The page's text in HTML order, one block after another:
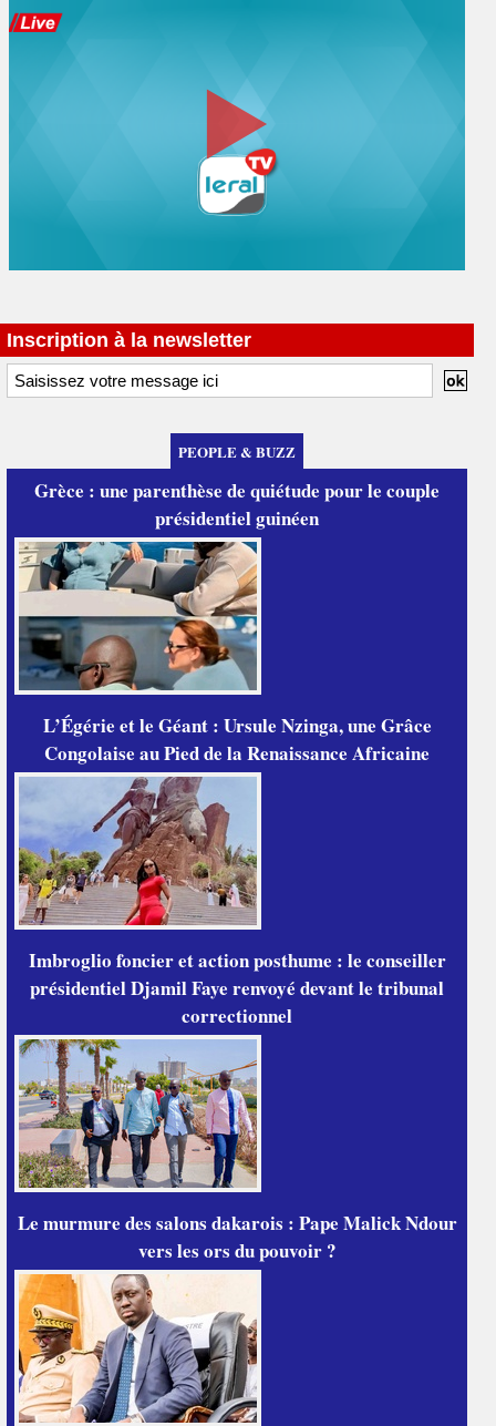
Inscription à la newsletter
PEOPLE & BUZZ
Grèce : une parenthèse de quiétude pour le couple
présidentiel guinéen
L’Égérie et le Géant : Ursule Nzinga, une Grâce
Congolaise au Pied de la Renaissance Africaine
Imbroglio foncier et action posthume : le conseiller
présidentiel Djamil Faye renvoyé devant le tribunal
correctionnel
Le murmure des salons dakarois : Pape Malick Ndour
vers les ors du pouvoir ?